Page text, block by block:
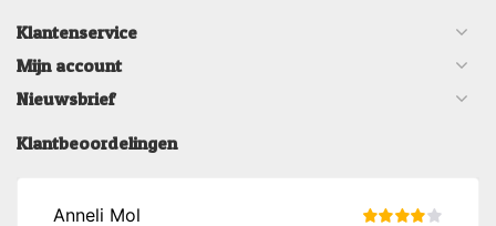
Klantenservice
Mijn account
Nieuwsbrief
Klantbeoordelingen